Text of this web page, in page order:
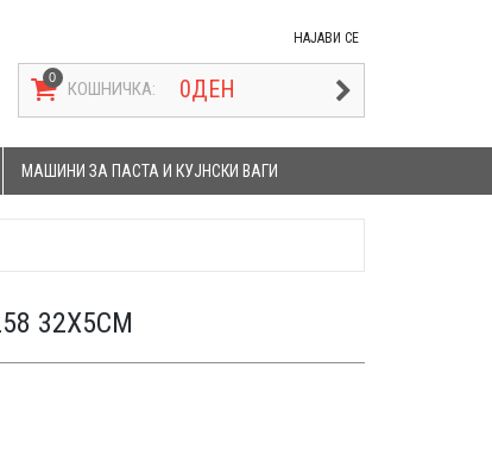
НАЈАВИ СЕ
КОШНИЧКА: 0ДЕН
МАШИНИ ЗА ПАСТА И КУЈНСКИ ВАГИ
32X5CM